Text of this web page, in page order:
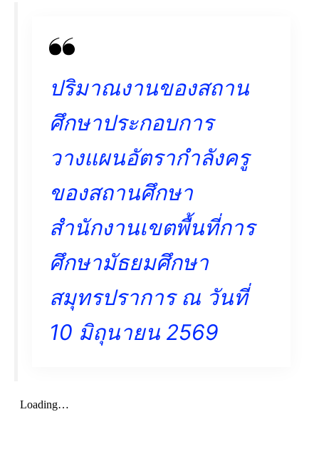
ปริมาณงานของสถาน
ศึกษาประกอบการ
วางแผนอัตรากำลังครู
ของสถานศึกษา
สำนักงานเขตพื้นที่การ
ศึกษามัธยมศึกษา
สมุทรปราการ ณ วันที่
10 มิถุนายน 2569